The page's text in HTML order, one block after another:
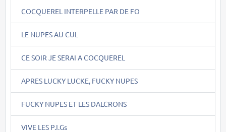
COCQUEREL INTERPELLE PAR DE FO
LE NUPES AU CUL
CE SOIR JE SERAI A COCQUEREL
APRES LUCKY LUCKE, FUCKY NUPES
FUCKY NUPES ET LES DALCRONS
VIVE LES P.I.Gs